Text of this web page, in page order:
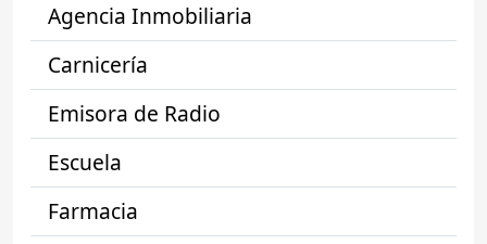
Agencia Inmobiliaria
Carnicería
Emisora de Radio
Escuela
Farmacia